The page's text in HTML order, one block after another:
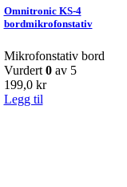
Omnitronic KS-4
bordmikrofonstativ
Mikrofonstativ bord
Vurdert 0av 5
199,0 kr
Legg til